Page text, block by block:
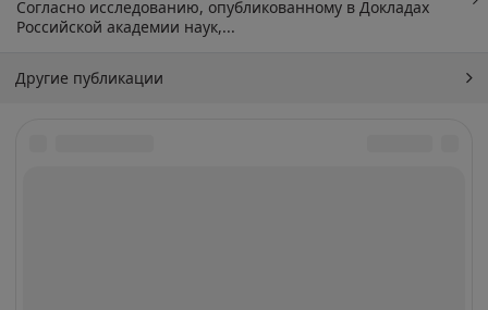
Согласно исследованию, опубликованному в Докладах
Российской академии наук,...
Другие публикации